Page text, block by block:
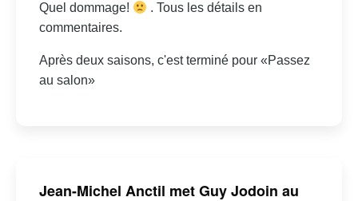
Quel dommage!
. Tous les détails en
commentaires.
Après deux saisons, c'est terminé pour «Passez
au salon»
Jean-Michel Anctil met Guy Jodoin au